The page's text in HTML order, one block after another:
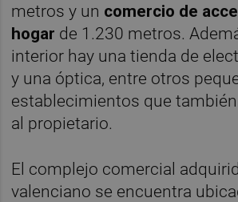
metros y un comercio de
hogar de 1.230 metros.
interior hay una tienda de
y una óptica, entre otros
establecimientos que
al propietario.
El complejo comercial
valenciano se encuentra